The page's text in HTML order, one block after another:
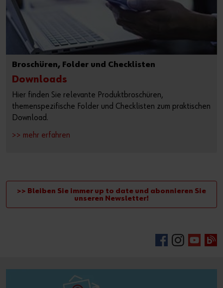
Broschüren, Folder und Checklisten
Downloads
Hier finden Sie relevante Produktbroschüren,
themenspezifische Folder und Checklisten zum praktischen
Download.
>> mehr erfahren
>> Bleiben Sie immer up to date und abonnieren Sie
unseren Newsletter!